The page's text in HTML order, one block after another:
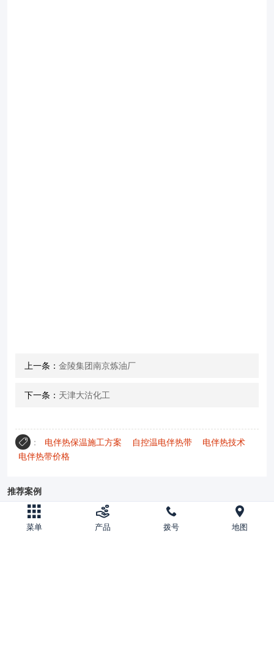
上一条： 金陵集团南京炼油厂
下一条： 天津大沽化工
： 电伴热保温施工方案 自控温电伴热带
电伴热技术
电伴热带价格
推荐案例
菜单 产品 拨号 地图